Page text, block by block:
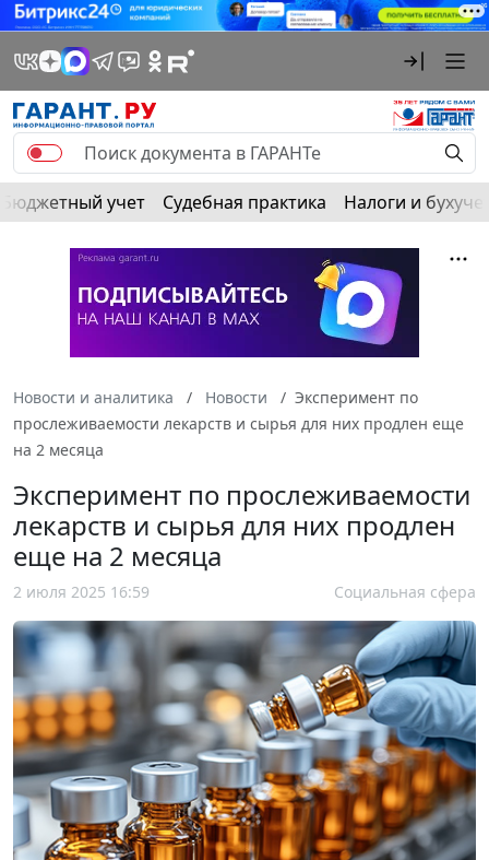
Бюджетный учет Судебная практика Налоги и
Новости и аналитика Новости
Эксперимент по
прослеживаемости лекарств и сырья для них продлен еще
на 2 месяца
Эксперимент по прослеживаемости
лекарств и сырья для них продлен
еще на 2 месяца
2 июля 2025 16:59 Социальная сфера